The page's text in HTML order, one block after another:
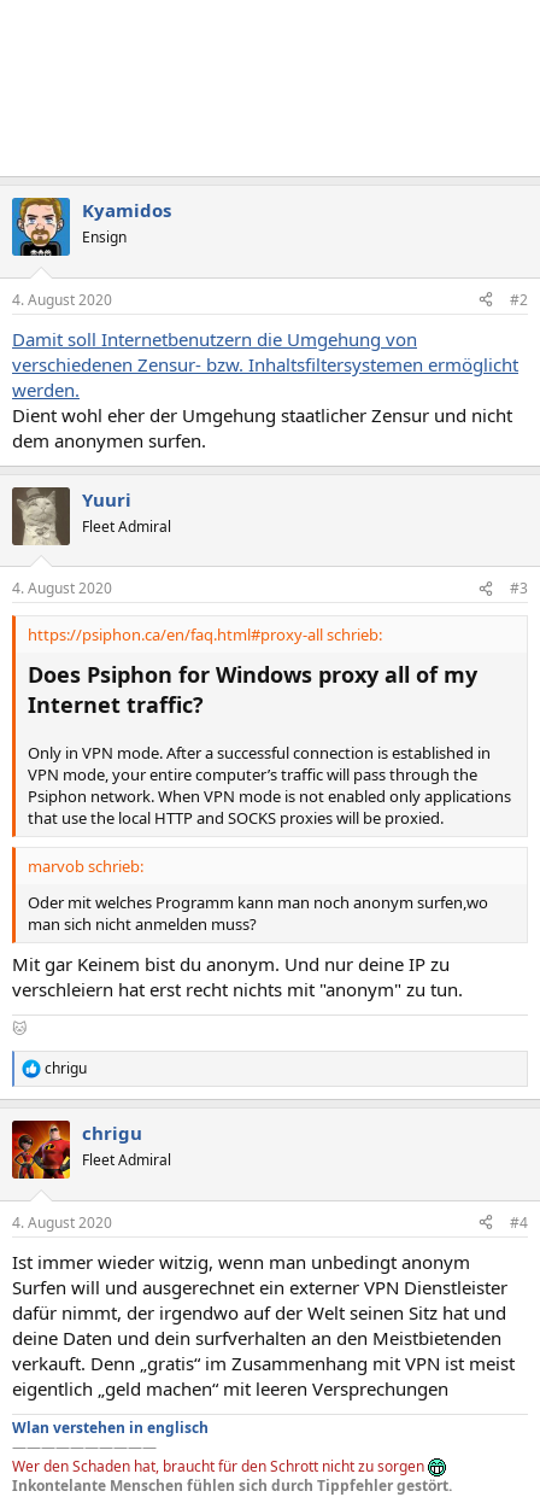
Kyamidos
Ensign
4. August 2020 #2
Damit soll Internetbenutzern die Umgehung von
verschiedenen Zensur- bzw. Inhaltsfiltersystemen ermöglicht
werden.
Dient wohl eher der Umgehung staatlicher Zensur und nicht
dem anonymen surfen.
Yuuri
Fleet Admiral
4. August 2020 #3
https://psiphon.ca/en/faq.html#proxy-all schrieb:
Does Psiphon for Windows proxy all of my
Internet traffic?
Only in VPN mode. After a successful connection is established in
VPN mode, your entire computer’s traffic will pass through the
Psiphon network. When VPN mode is not enabled only applications
that use the local HTTP and SOCKS proxies will be proxied.
marvob schrieb:
Oder mit welches Programm kann man noch anonym surfen,wo
man sich nicht anmelden muss?
Mit gar Keinem bist du anonym. Und nur deine IP zu
verschleiern hat erst recht nichts mit "anonym" zu tun.
🐱
R
e
k
t
i
e
:
chrigu
chrigu
Fleet Admiral
4. August 2020 #4
Ist immer wieder witzig, wenn man unbedingt anonym
Surfen will und ausgerechnet ein externer VPN Dienstleister
dafür nimmt, der irgendwo auf der Welt seinen Sitz hat und
deine Daten und dein surfverhalten an den Meistbietenden
verkauft. Denn „gratis“ im Zusammenhang mit VPN ist meist
eigentlich „geld machen“ mit leeren Versprechungen
Wlan verstehen in englisch
——————————
Wer den Schaden hat, braucht für den Schrott nicht zu sorgen
Inkontelante Menschen fühlen sich durch Tippfehler gestört.